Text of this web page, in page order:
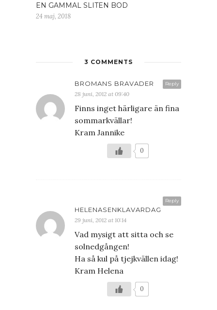
EN GAMMAL SLITEN BOD
24 maj, 2018
3 COMMENTS
Reply
BROMANS BRAVADER
28 juni, 2012 at 09:40
Finns inget härligare än fina
sommarkvällar!
Kram Jannike
0
Reply
HELENASENKLAVARDAG
29 juni, 2012 at 10:14
Vad mysigt att sitta och se
solnedgången!
Ha så kul på tjejkvällen idag!
Kram Helena
0